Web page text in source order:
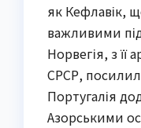
як Кефлавік,
важливими
Норвегія, з
СРСР,
Португалія
Азорськими